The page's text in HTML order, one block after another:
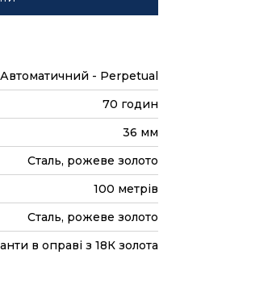
Автоматичний - Perpetual
70 годин
36 мм
Сталь, рожеве золото
100 метрів
Сталь, рожеве золото
в оправі з 18К золота